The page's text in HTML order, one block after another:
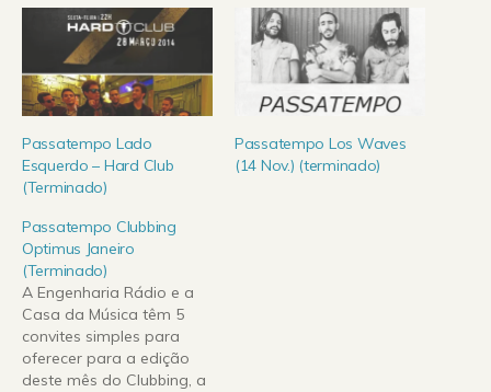
Passatempo Lado
Esquerdo – Hard Club
(Terminado)
Passatempo Los Waves
(14 Nov.) (terminado)
Passatempo Clubbing
Optimus Janeiro
(Terminado)
A Engenharia Rádio e a
Casa da Música têm 5
convites simples para
oferecer para a edição
deste mês do Clubbing, a